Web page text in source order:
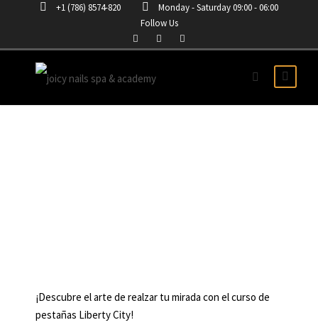
+1 (786) 8574-820
Monday - Saturday 09:00 - 06:00
Follow Us
¡Descubre el arte de realzar tu mirada con el curso de
pestañas Liberty City!